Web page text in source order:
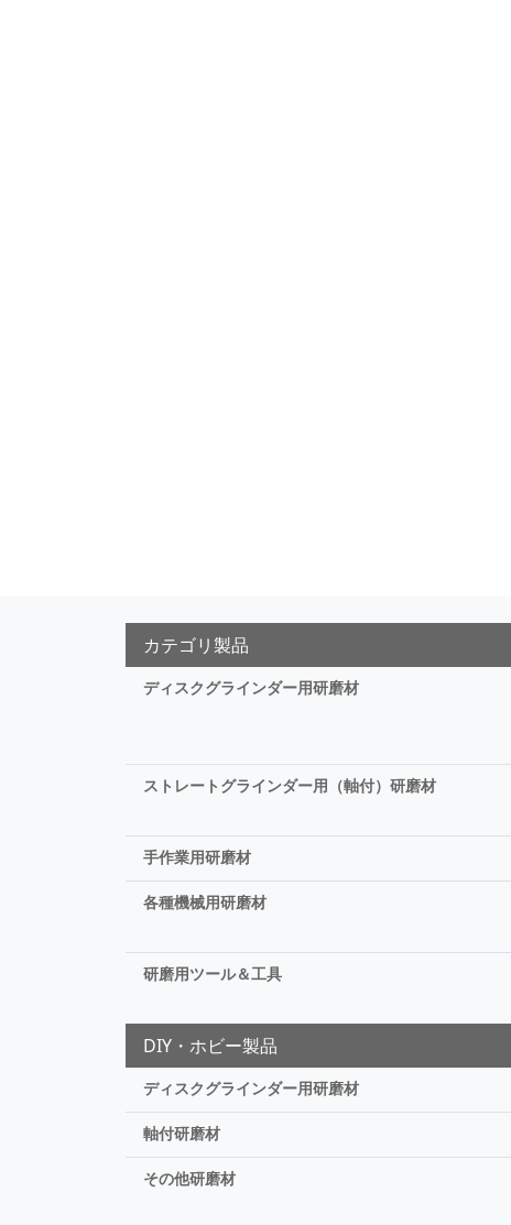
カテゴリ製品
ディスクグラインダー用研磨材
ストレートグラインダー用（軸付）研磨材
手作業用研磨材
各種機械用研磨材
研磨用ツール＆工具
DIY・ホビー製品
ディスクグラインダー用研磨材
軸付研磨材
その他研磨材